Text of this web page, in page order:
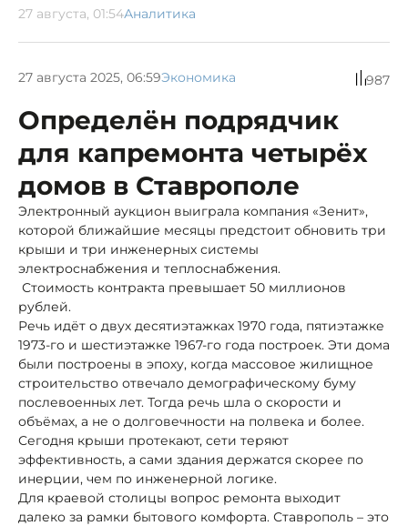
27 августа, 01:54Аналитика
27 августа 2025, 06:59Экономика 987
Определён подрядчик
для капремонта четырёх
домов в Ставрополе
Электронный аукцион выиграла компания «Зенит»,
которой ближайшие месяцы предстоит обновить три
крыши и три инженерных системы
электроснабжения и теплоснабжения.
Стоимость контракта превышает 50 миллионов
рублей.
Речь идёт о двух десятиэтажках 1970 года, пятиэтажке
1973-го и шестиэтажке 1967-го года построек. Эти дома
были построены в эпоху, когда массовое жилищное
строительство отвечало демографическому буму
послевоенных лет. Тогда речь шла о скорости и
объёмах, а не о долговечности на полвека и более.
Сегодня крыши протекают, сети теряют
эффективность, а сами здания держатся скорее по
инерции, чем по инженерной логике.
Для краевой столицы вопрос ремонта выходит
далеко за рамки бытового комфорта. Ставрополь – это